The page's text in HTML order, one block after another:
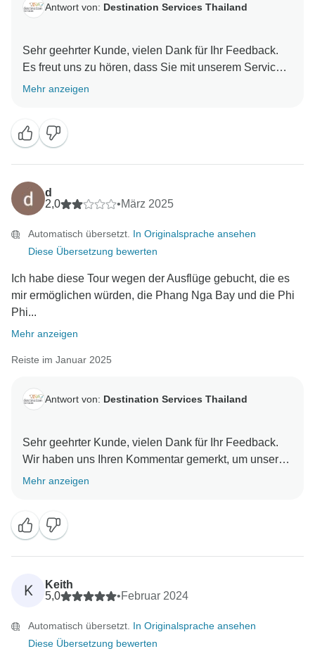
Antwort von: Destination Services Thailand
Sehr geehrter Kunde, vielen Dank für Ihr Feedback.
Es freut uns zu hören, dass Sie mit unserem Service
zufrieden sind. Wir hoffen, Sie an unseren
Mehr anzeigen
d
2,0
•März 2025
Automatisch übersetzt. In Originalsprache ansehen
Diese Übersetzung bewerten
Ich habe diese Tour wegen der Ausflüge gebucht, die es
mir ermöglichen würden, die Phang Nga Bay und die Phi
Phi...
Mehr anzeigen
Reiste im Januar 2025
Antwort von: Destination Services Thailand
Sehr geehrter Kunde, vielen Dank für Ihr Feedback.
Wir haben uns Ihren Kommentar gemerkt, um unseren
Service in Zukunft zu verbessern. Wir hoffen, Sie an
Mehr anzeigen
K
Keith
5,0
•Februar 2024
Automatisch übersetzt. In Originalsprache ansehen
Diese Übersetzung bewerten